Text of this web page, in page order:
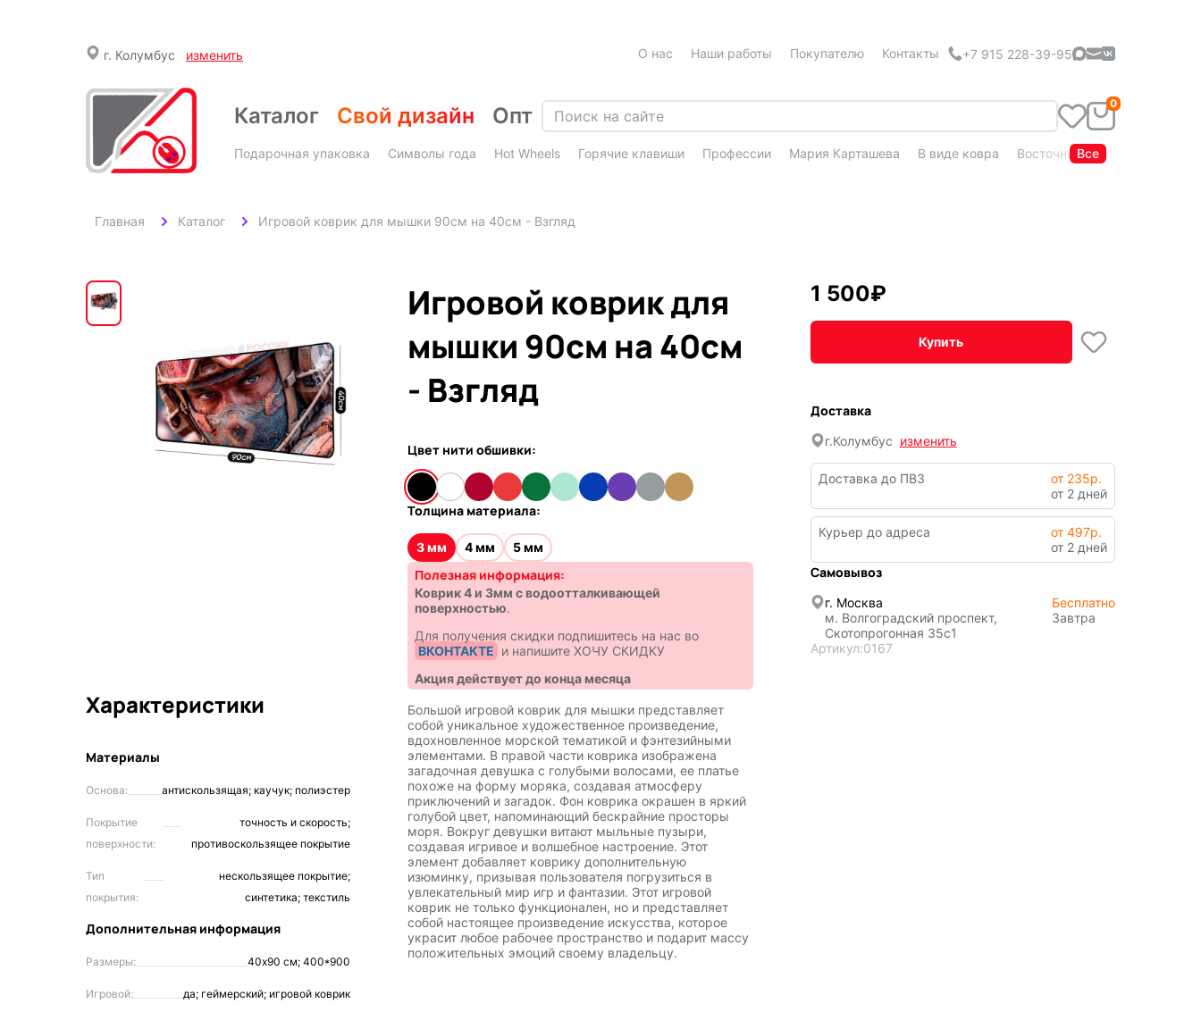
г. Колумбус изменить О нас Наши работы Покупателю Контакты +7 915 228-39-95
Каталог Свой дизайн Опт 0
Подарочная упаковка Символы года Hot Wheels Горячие клавиши Профессии Мария Карташева В виде ковра Восточный стиль
Все
Главная Каталог Игровой коврик для мышки 90см на 40см - Взгляд
Игровой коврик для
мышки 90см на 40см
- Взгляд
Цвет нити обшивки:
Толщина материала:
3 мм 4 мм 5 мм
Полезная информация:
Коврик 4 и 3мм с водоотталкивающей
поверхностью.
Для получения скидки подпишитесь на нас во
ВКОНТАКТЕ и напишите ХОЧУ СКИДКУ
Акция действует до конца месяца
Характеристики
Материалы
Основа: антискользящая; каучук; полиэстер
Покрытие
поверхности:
точность и скорость;
противоскользящее покрытие
Тип
покрытия:
нескользящее покрытие;
синтетика; текстиль
Дополнительная информация
Размеры: 40х90 см; 400*900
Игровой: да; геймерский; игровой коврик
Большой игровой коврик для мышки представляет
собой уникальное художественное произведение,
вдохновленное морской тематикой и фэнтезийными
элементами. В правой части коврика изображена
загадочная девушка с голубыми волосами, ее платье
похоже на форму моряка, создавая атмосферу
приключений и загадок. Фон коврика окрашен в яркий
голубой цвет, напоминающий бескрайние просторы
моря. Вокруг девушки витают мыльные пузыри,
создавая игривое и волшебное настроение. Этот
элемент добавляет коврику дополнительную
изюминку, призывая пользователя погрузиться в
увлекательный мир игр и фантазии. Этот игровой
коврик не только функционален, но и представляет
собой настоящее произведение искусства, которое
украсит любое рабочее пространство и подарит массу
положительных эмоций своему владельцу.
1 500₽
Купить
Доставка
г.Колумбус изменить
Доставка до ПВЗ
от 235р.
от 2 дней
Курьер до адреса
от 497р.
от 2 дней
Самовывоз
г. Москва
м. Волгоградский проспект,
Скотопрогонная 35с1
Бесплатно
Завтра
Артикул:0167